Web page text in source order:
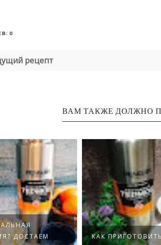
0
рецепт
ВАМ ТАКЖЕ ДОЛЖНО
ДОСТАЕМ
КАК